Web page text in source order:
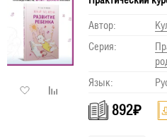
Автор:
Серия:
Язык:
892₽